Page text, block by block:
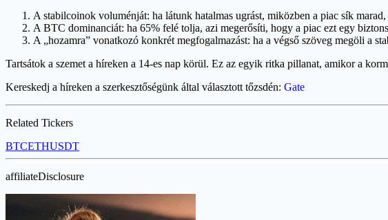
A stabilcoinok voluménját: ha látunk hatalmas ugrást, miközben a piac sík
A BTC dominanciát: ha 65% felé tolja, azi megerősíti, hogy a piac ezt egy
A „hozamra” vonatkozó konkrét megfogalmazást: ha a végső szöveg megöli a
Tartsátok a szemet a híreken a 14-es nap körül. Ez az egyik ritka pillanat, amikor a
Kereskedj a híreken a szerkesztőségünk által választott tőzsdén: Gate
Related Tickers
BTCETHUSDT
affiliateDisclosure